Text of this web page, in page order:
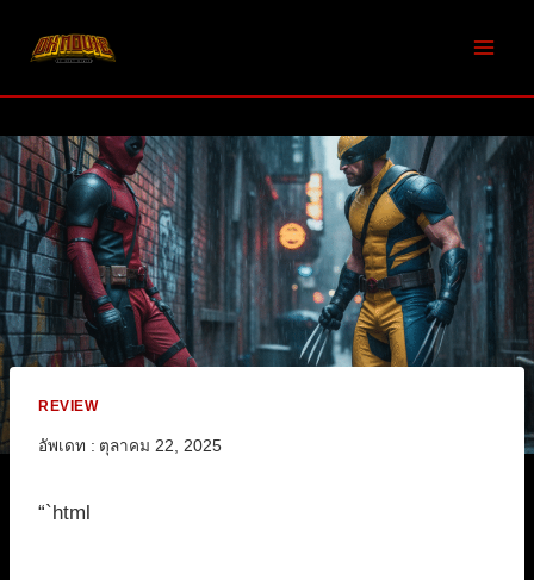
REVIEW
อัพเดท : ตุลาคม 22, 2025
“`html